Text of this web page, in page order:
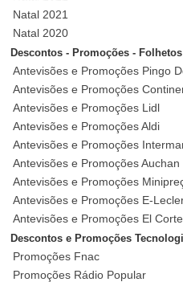
Natal 2021
Natal 2020
Descontos - Promoções - Folhetos
Antevisões e Promoções Pingo
Antevisões e Promoções
Antevisões e Promoções Lidl
Antevisões e Promoções Aldi
Antevisões e Promoções
Antevisões e Promoções Auchan
Antevisões e Promoções
Antevisões e Promoções E-
Antevisões e Promoções El
Descontos e Promoções
Promoções Fnac
Promoções Rádio Popular